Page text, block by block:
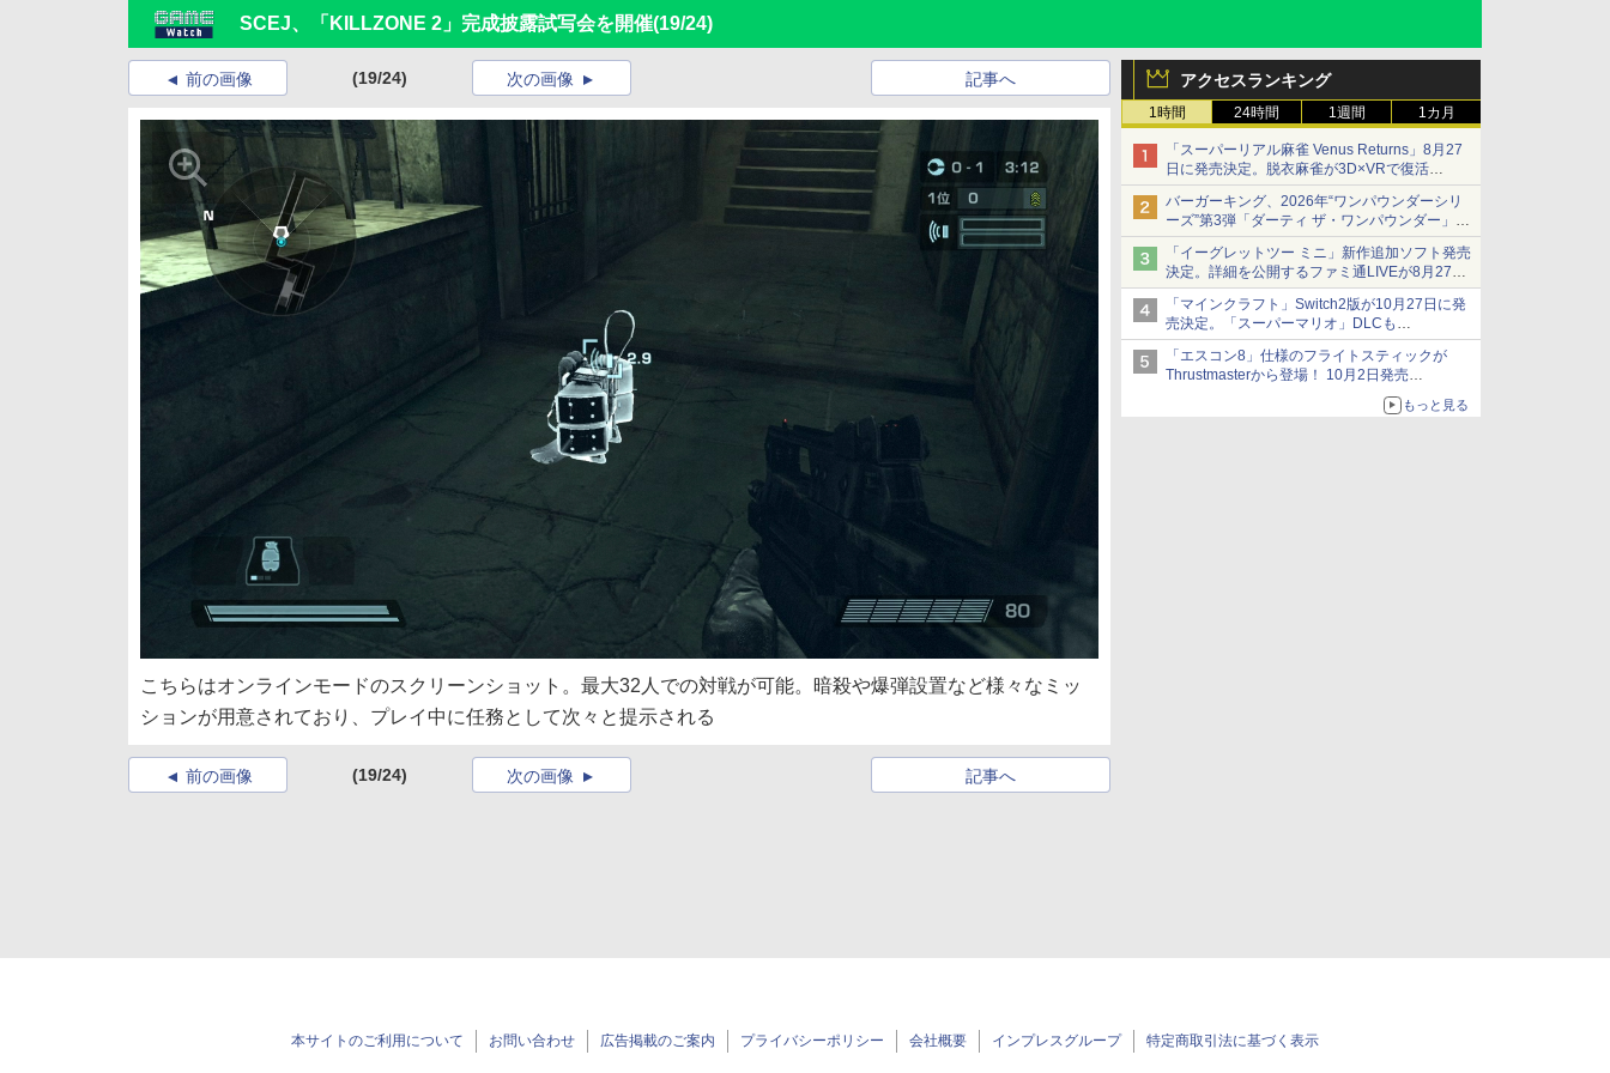
SCEJ、「KILLZONE 2」完成披露試写会を開催(19/24)
アクセスランキング
1時間 24時間 1週間 1カ月
「スーパーリアル麻雀 Venus Returns」8月27
日に発売決定。脱衣麻雀が3D×VRで復活
発売から2週間は20%オフになるセールが実施
バーガーキング、2026年“ワンパウンダーシリ
ーズ”第3弾「ダーティ ザ・ワンパウンダー」を
8月7日発売
「特製ガーリックマヨソース」を使用した超大
型チーズバーガー
「イーグレットツー ミニ」新作追加ソフト発売
決定。詳細を公開するファミ通LIVEが8月27日
20時から配信
シリーズ累計100タイトルへ
「マインクラフト」Switch2版が10月27日に発
売決定。「スーパーマリオ」DLCも
Switch版からのアップグレードも可能に
「エスコン8」仕様のフライトスティックが
Thrustmasterから登場！ 10月2日発売
ジョイスティックに振動機能を搭載。予約受付
もっと見る
前の画像 (19/24) 記事へ
次の画像
こちらはオンラインモードのスクリーンショット。最大32人での対戦が可能。暗殺や爆弾設置など様々なミッ
ションが用意されており、プレイ中に任務として次々と提示される
前の画像 (19/24) 記事へ
次の画像
本サイトのご利用について お問い合わせ 広告掲載のご案内 プライバシーポリシー 会社概要 インプレスグループ 特定商取引法に基づく表示